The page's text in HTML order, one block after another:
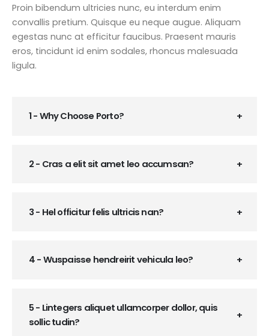
Proin bibendum ultricies nunc, eu interdum enim
convallis pretium. Quisque eu neque augue. Aliquam
egestas nunc at efficitur faucibus. Praesent mauris
eros, tincidunt id enim sodales, rhoncus malesuada
ligula.
1 - Why Choose Porto?
2 - Cras a elit sit amet leo accumsan?
3 - Hel officitur felis ultricis nan?
4 - Wuspaisse hendreirit vehicula leo?
5 - Lintegers aliquet ullamcorper dollor, quis
sollic tudin?